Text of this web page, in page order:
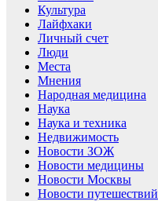
Культура
Лайфхаки
Личный счет
Люди
Места
Мнения
Народная медицина
Наука
Наука и техника
Недвижимость
Новости ЗОЖ
Новости медицины
Новости Москвы
Новости путешествий